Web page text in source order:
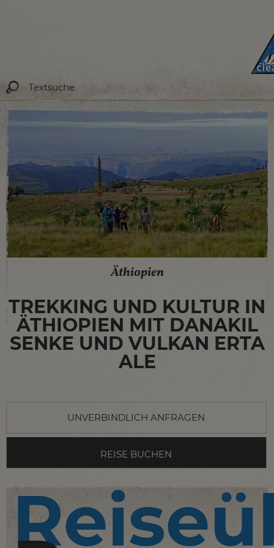
Äthiopien
TREKKING UND KULTUR IN
ÄTHIOPIEN MIT DANAKIL
SENKE UND VULKAN ERTA
ALE
UNVERBINDLICH ANFRAGEN
REISE BUCHEN